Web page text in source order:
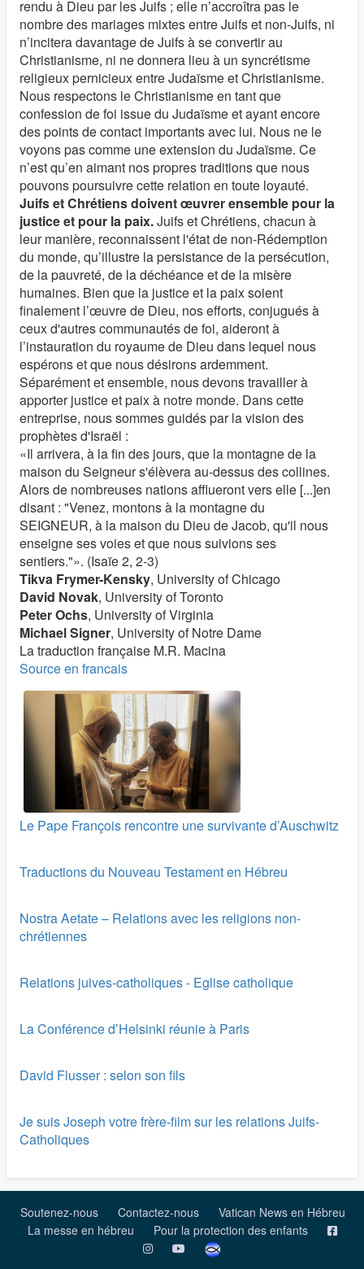
rendu à Dieu par les Juifs ; elle n’accroîtra pas le
nombre des mariages mixtes entre Juifs et non-Juifs, ni
n’incitera davantage de Juifs à se convertir au
Christianisme, ni ne donnera lieu à un syncrétisme
religieux pernicieux entre Judaïsme et Christianisme.
Nous respectons le Christianisme en tant que
confession de foi issue du Judaïsme et ayant encore
des points de contact importants avec lui. Nous ne le
voyons pas comme une extension du Judaïsme. Ce
n’est qu’en aimant nos propres traditions que nous
pouvons poursuivre cette relation en toute loyauté.
Juifs et Chrétiens doivent œuvrer ensemble pour la
justice et pour la paix.Juifs et Chrétiens, chacun à
leur manière, reconnaissent l'état de non-Rédemption
du monde, qu’illustre la persistance de la persécution,
de la pauvreté, de la déchéance et de la misère
humaines. Bien que la justice et la paix soient
finalement l’œuvre de Dieu, nos efforts, conjugués à
ceux d'autres communautés de foi, aideront à
l’instauration du royaume de Dieu dans lequel nous
espérons et que nous désirons ardemment.
Séparément et ensemble, nous devons travailler à
apporter justice et paix à notre monde. Dans cette
entreprise, nous sommes guidés par la vision des
prophètes d'Israël :
«Il arrivera, à la fin des jours, que la montagne de la
maison du Seigneur s'élèvera au-dessus des collines.
Alors de nombreuses nations afflueront vers elle [...]en
disant : "Venez, montons à la montagne du
SEIGNEUR, à la maison du Dieu de Jacob, qu'il nous
enseigne ses voies et que nous suivions ses
sentiers."». (Isaïe 2, 2-3)
Tikva Frymer-Kensky, University of Chicago
David Novak, University of Toronto
Peter Ochs, University of Virginia
Michael Signer, University of Notre Dame
La traduction française M.R. Macina
Source en francais
Le Pape François rencontre une survivante d’Auschwitz
Traductions du Nouveau Testament en Hébreu
Nostra Aetate – Relations avec les religions non-
chrétiennes
Relations juives-catholiques - Eglise catholique
La Conférence d’Helsinki réunie à Paris
David Flusser : selon son fils
Je suis Joseph votre frère-film sur les relations Juifs-
Catholiques
Soutenez-nous Contactez-nous
Vatican News en Hébreu
La messe en hébreu
Pour la protection des enfants